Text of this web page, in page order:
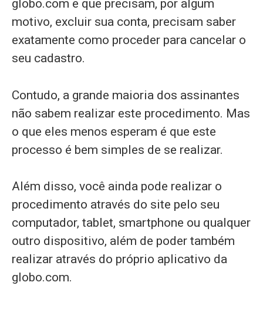
globo.com e que precisam, por algum
motivo, excluir sua conta, precisam saber
exatamente como proceder para cancelar o
seu cadastro.
Contudo, a grande maioria dos assinantes
não sabem realizar este procedimento. Mas
o que eles menos esperam é que este
processo é bem simples de se realizar.
Além disso, você ainda pode realizar o
procedimento através do site pelo seu
computador, tablet, smartphone ou qualquer
outro dispositivo, além de poder também
realizar através do próprio aplicativo da
globo.com.